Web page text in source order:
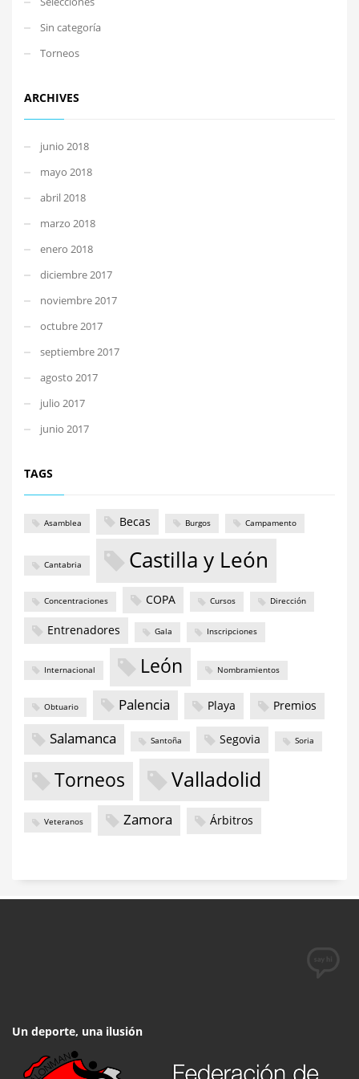
Sin categoría
Torneos
ARCHIVES
junio 2018
mayo 2018
abril 2018
marzo 2018
enero 2018
diciembre 2017
noviembre 2017
octubre 2017
septiembre 2017
agosto 2017
julio 2017
junio 2017
TAGS
Asamblea Becas Burgos Campamento
Cantabria Castilla y León
Concentraciones COPA Cursos Dirección
Entrenadores Gala Inscripciones
Internacional León Nombramientos
Obtuario Palencia Playa Premios
Salamanca Santoña Segovia Soria
Torneos Valladolid
Veteranos Zamora Árbitros
Un deporte, una ilusión